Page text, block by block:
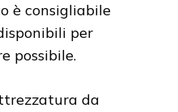
è consigliabile
per
possibile.
da